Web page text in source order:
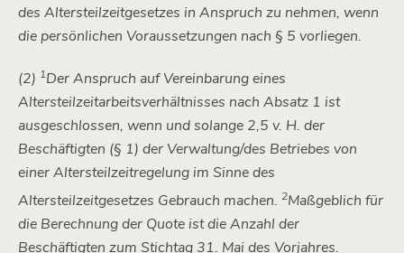
des Altersteilzeitgesetzes in Anspruch zu nehmen, wenn
die persönlichen Voraussetzungen nach § 5 vorliegen.
(2) 1Der Anspruch auf Vereinbarung eines
Altersteilzeitarbeitsverhältnisses nach Absatz 1 ist
ausgeschlossen, wenn und solange 2,5 v. H. der
Beschäftigten (§ 1) der Verwaltung/des Betriebes von
einer Altersteilzeitregelung im Sinne des
Altersteilzeitgesetzes Gebrauch machen. 2Maßgeblich für
die Berechnung der Quote ist die Anzahl der
Beschäftigten zum Stichtag 31. Mai des Vorjahres.